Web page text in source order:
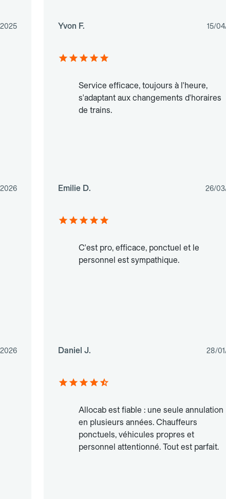
Yvon F. 15/
Service efficace, toujours à l'heure,
s'adaptant aux changements d'horaires
de trains.
Emilie D. 26/
C'est pro, efficace, ponctuel et le
personnel est sympathique.
Daniel J. 28/
Allocab est fiable : une seule annulation
en plusieurs années. Chauffeurs
ponctuels, véhicules propres et
personnel attentionné. Tout est parfait.